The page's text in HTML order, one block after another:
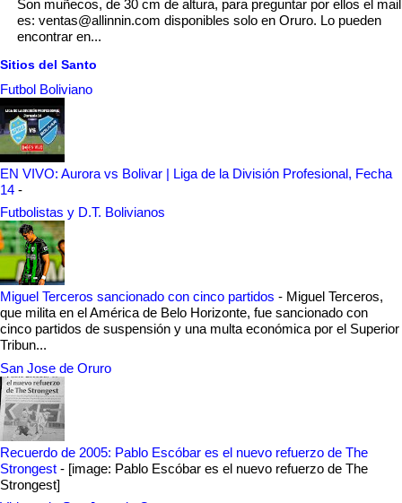
Son muñecos, de 30 cm de altura, para preguntar por ellos el mail
es: ventas@allinnin.com disponibles solo en Oruro. Lo pueden
encontrar en...
Sitios del Santo
Futbol Boliviano
EN VIVO: Aurora vs Bolivar | Liga de la División Profesional, Fecha
14 -
Futbolistas y D.T. Bolivianos
Miguel Terceros sancionado con cinco partidos - Miguel Terceros,
que milita en el América de Belo Horizonte, fue sancionado con
cinco partidos de suspensión y una multa económica por el Superior
Tribun...
San Jose de Oruro
Recuerdo de 2005: Pablo Escóbar es el nuevo refuerzo de The
Strongest - [image: Pablo Escóbar es el nuevo refuerzo de The
Strongest]